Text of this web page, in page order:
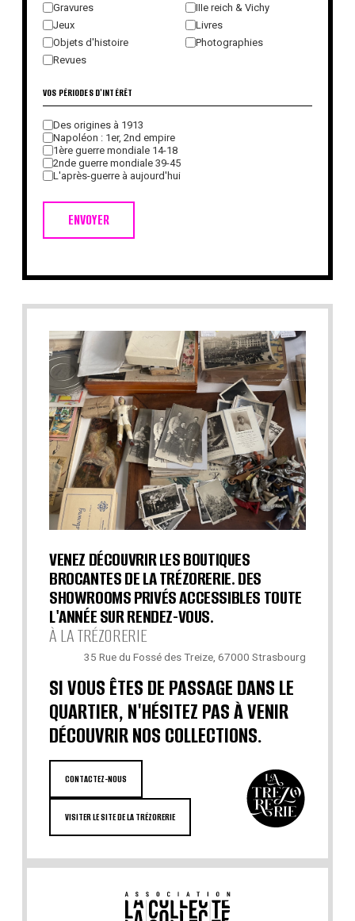
Gravures
IIIe reich & Vichy
Jeux
Livres
Objets d'histoire
Photographies
Revues
ENVOYER
VOS PÉRIODES D'INTÉRÊT
Des origines à 1913
Napoléon : 1er, 2nd empire
1ère guerre mondiale 14-18
2nde guerre mondiale 39-45
L'après-guerre à aujourd'hui
VENEZ DÉCOUVRIR LES BOUTIQUES
BROCANTES DE LA TRÉZORERIE. DES
SHOWROOMS PRIVÉS ACCESSIBLES TOUTE
L'ANNÉE SUR RENDEZ-VOUS.
À LA TRÉZORERIE
35 Rue du Fossé des Treize, 67000 Strasbourg
SI VOUS ÊTES DE PASSAGE DANS LE
QUARTIER, N'HÉSITEZ PAS À VENIR
DÉCOUVRIR NOS COLLECTIONS.
CONTACTEZ-NOUS
VISITER LE SITE DE LA TRÉZORERIE